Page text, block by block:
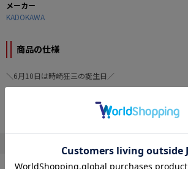
メーカー
KADOKAWA
商品の仕様
＼6月10日は時崎狂三の誕生日／
©橘公司・つなこ